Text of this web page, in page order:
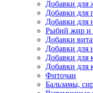
Добавки для
Добавки для
Добавки для
Рыбий жир и
Добавки
Добавки для
Добавки для
Добавки для
Фиточаи
Бальзамы,